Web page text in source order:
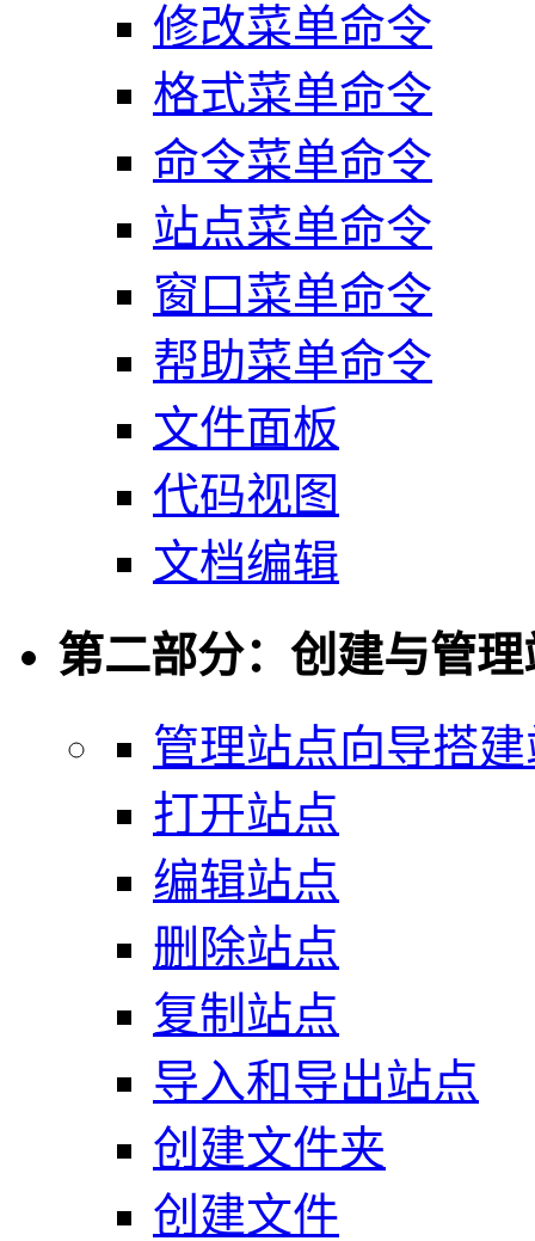
修改菜单命令
格式菜单命令
命令菜单命令
站点菜单命令
窗口菜单命令
帮助菜单命令
文件面板
代码视图
文档编辑
第二部分：创建与管理
管理站点向导搭
打开站点
编辑站点
删除站点
复制站点
导入和导出站点
创建文件夹
创建文件